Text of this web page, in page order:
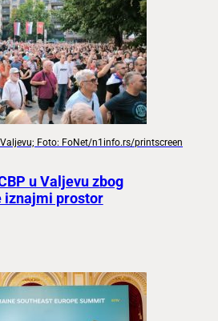
Foto: FoNet/n1info.rs/printscreen
u Valjevu zbog
iznajmi prostor